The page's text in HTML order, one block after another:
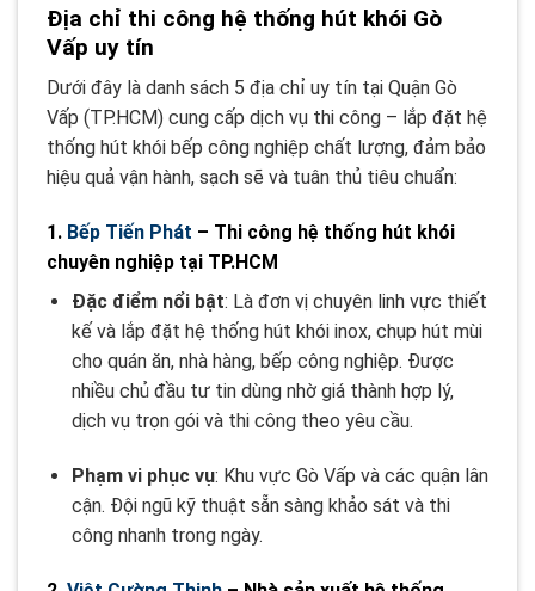
Địa chỉ thi công hệ thống hút khói Gò
Vấp uy tín
Dưới đây là danh sách 5 địa chỉ uy tín tại Quận Gò
Vấp (TP.HCM) cung cấp dịch vụ thi công – lắp đặt hệ
thống hút khói bếp công nghiệp chất lượng, đảm bảo
hiệu quả vận hành, sạch sẽ và tuân thủ tiêu chuẩn:
1. Bếp Tiến Phát – Thi công hệ thống hút khói
chuyên nghiệp tại TP.HCM
Đặc điểm nổi bật: Là đơn vị chuyên linh vực thiết
kế và lắp đặt hệ thống hút khói inox, chụp hút mùi
cho quán ăn, nhà hàng, bếp công nghiệp. Được
nhiều chủ đầu tư tin dùng nhờ giá thành hợp lý,
dịch vụ trọn gói và thi công theo yêu cầu.
Phạm vi phục vụ: Khu vực Gò Vấp và các quận lân
cận. Đội ngũ kỹ thuật sẵn sàng khảo sát và thi
công nhanh trong ngày.